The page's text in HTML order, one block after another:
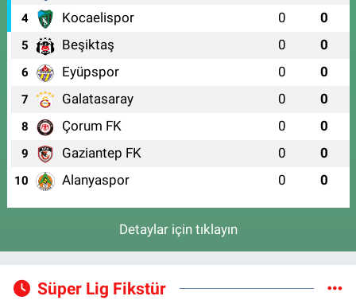
4 Kocaelispor 0 0
5 Beşiktaş 0 0
6 Eyüpspor 0 0
7 Galatasaray 0 0
8 Çorum FK 0 0
9 Gaziantep FK 0 0
10 Alanyaspor 0 0
Detaylar için tıklayın
Süper Lig Fikstür